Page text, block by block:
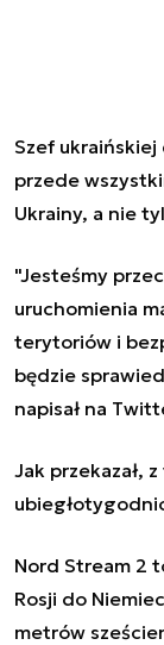
Szef
przede
Ukrainy, a nie
"Jesteśmy
uruchomienia
terytoriów i
będzie
napisał na
Jak przekazał,
Nord Stream 2
Rosji do
metrów